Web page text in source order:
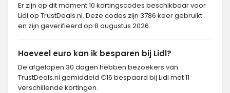
Er zijn op dit moment 10 kortingscodes beschikbaar voor
Lidl op TrustDeals.nl. Deze codes zijn 3786 keer gebruikt
en zijn geverifieerd op 8 augustus 2026.
Hoeveel euro kan ik besparen bij Lidl?
De afgelopen 30 dagen hebben bezoekers van
TrustDeals.nl gemiddeld €16 bespaard bij Lidl met 11
verschillende kortingen.